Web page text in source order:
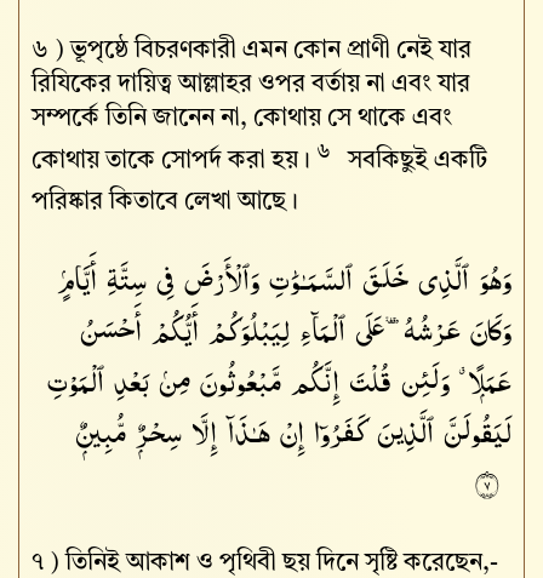
৬ ) ভূপৃষ্ঠে বিচরণকারী এমন কোন প্রাণী নেই যার
রিযিকের দায়িত্ব আল্লাহর ওপর বর্তায় না এবং যার
সম্পর্কে তিনি জানেন না, কোথায় সে থাকে এবং
কোথায় তাকে সোপর্দ করা হয়। ৬
সবকিছুই একটি
পরিষ্কার কিতাবে লেখা আছে।
৭ ) তিনিই আকাশ ও পৃথিবী ছয় দিনে সৃষ্টি করেছেন,-
وَهُوَ ٱلَّذِى خَلَقَ ٱلسَّمَـٰوَٰتِ وَٱلْأَرْضَ فِى سِتَّةِ أَيَّامٍۢ
وَكَانَ عَرْشُهُۥ عَلَى ٱلْمَآءِ لِيَبْلُوَكُمْ أَيُّكُمْ أَحْسَنُ
عَمَلًۭا ۗ وَلَئِن قُلْتَ إِنَّكُم مَّبْعُوثُونَ مِنۢ بَعْدِ ٱلْمَوْتِ
لَيَقُولَنَّ ٱلَّذِينَ كَفَرُوٓا۟ إِنْ هَـٰذَآ إِلَّا سِحْرٌۭ مُّبِينٌۭ
٧